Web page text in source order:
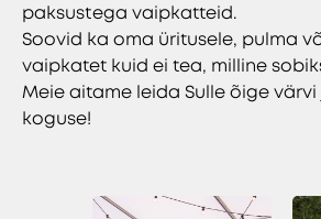
paksustega vaipkatteid.
Soovid ka oma üritusele, pulma
vaipkatet kuid ei tea, milline
Meie aitame leida Sulle õige
koguse!